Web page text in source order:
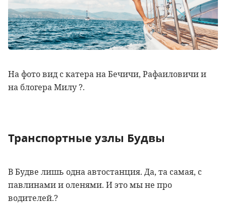
На фото вид с катера на Бечичи, Рафаиловичи и
на блогера Милу?.
Транспортные узлы Будвы
В Будве лишь одна автостанция. Да, та самая, с
павлинами и оленями. И это мы не про
водителей.?